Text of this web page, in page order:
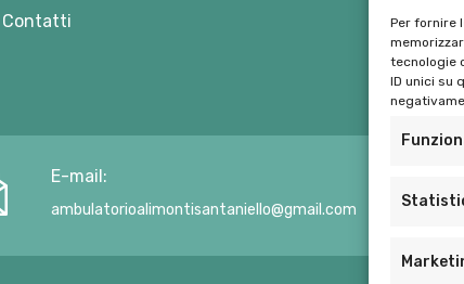
Per fornire
tecnologie
ID unici su
Contatti
E-mail:
ambulatorioalimontisantaniello@gmail.com